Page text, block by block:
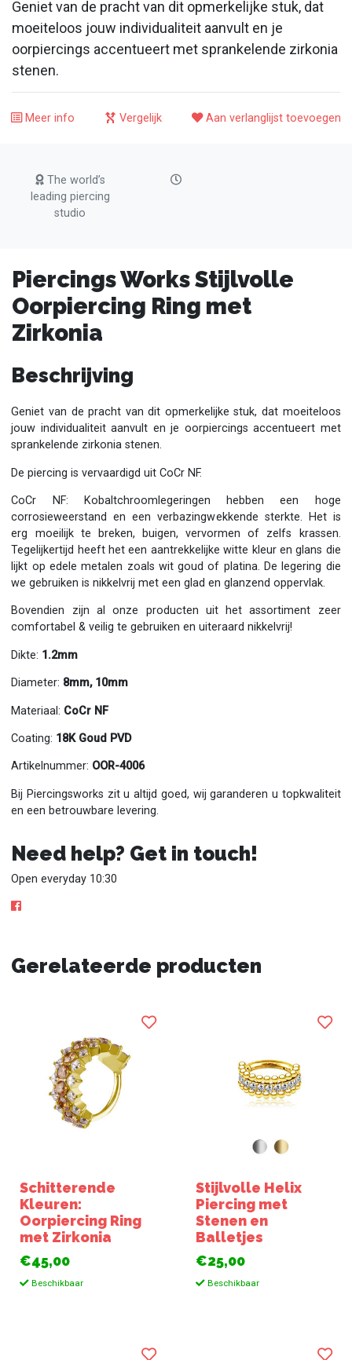
Geniet van de pracht van dit opmerkelijke stuk, dat
moeiteloos jouw individualiteit aanvult en je
oorpiercings accentueert met sprankelende zirkonia
stenen.
Meer info Vergelijk Aan verlanglijst toevoegen
The world’s
leading piercing
studio
Piercings Works Stijlvolle
Oorpiercing Ring met
Zirkonia
Beschrijving
Geniet van de pracht van dit opmerkelijke stuk, dat moeiteloos
jouw individualiteit aanvult en je oorpiercings accentueert met
sprankelende zirkonia stenen.
De piercing is vervaardigd uit CoCr NF.
CoCr NF: Kobaltchroomlegeringen hebben een hoge
corrosieweerstand en een verbazingwekkende sterkte. Het is
erg moeilijk te breken, buigen, vervormen of zelfs krassen.
Tegelijkertijd heeft het een aantrekkelijke witte kleur en glans die
lijkt op edele metalen zoals wit goud of platina. De legering die
we gebruiken is nikkelvrij met een glad en glanzend oppervlak.
Bovendien zijn al onze producten uit het assortiment zeer
comfortabel & veilig te gebruiken en uiteraard nikkelvrij!
Dikte: 1.2mm
Diameter: 8mm, 10mm
Materiaal: CoCr NF
Coating: 18K Goud PVD
Artikelnummer: OOR-4006
Bij Piercingsworks zit u altijd goed, wij garanderen u topkwaliteit
en een betrouwbare levering.
Need help? Get in touch!
Open everyday 10:30
Gerelateerde producten
Schitterende
Kleuren:
Oorpiercing Ring
met Zirkonia
€45,00
Beschikbaar
Stijlvolle Helix
Piercing met
Stenen en
Balletjes
€25,00
Beschikbaar